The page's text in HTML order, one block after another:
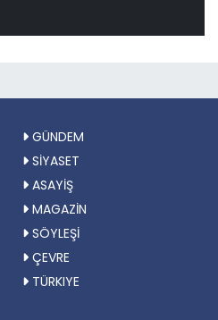
GÜNDEM
SİYASET
ASAYİŞ
MAGAZİN
SÖYLEŞİ
ÇEVRE
TÜRKIYE